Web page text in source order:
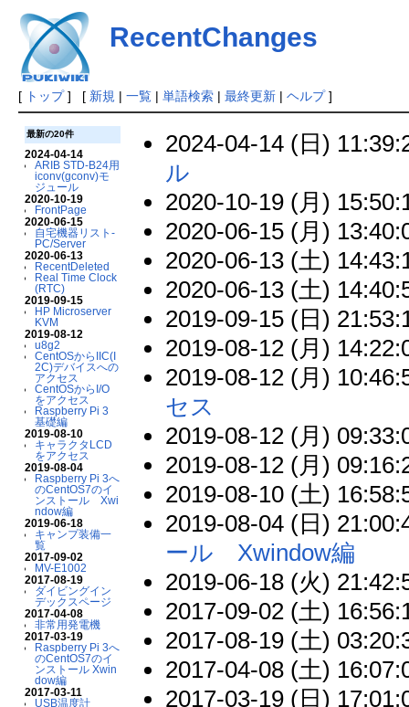
RecentChanges
[ トップ] [ 新規 | 一覧| 単語検索| 最終更新| ヘルプ]
最新の20件
2024-04-14
ARIB STD-B24用
iconv(gconv)モ
ジュール
2020-10-19
FrontPage
2020-06-15
自宅機器リスト-
PC/Server
2020-06-13
RecentDeleted
Real Time Clock
(RTC)
2019-09-15
HP Microserver
KVM
2019-08-12
u8g2
CentOSからIIC(I
2C)デバイスへの
アクセス
CentOSからI/O
をアクセス
Raspberry Pi 3
基礎編
2019-08-10
キャラクタLCD
をアクセス
2019-08-04
Raspberry Pi 3へ
のCentOS7のイ
ンストール Xwi
ndow編
2019-06-18
キャンプ装備一
覧
2017-09-02
MV-E1002
2017-08-19
ダイビングイン
デックスページ
2017-04-08
非常用発電機
2017-03-19
Raspberry Pi 3へ
のCentOS7のイ
ンストール Xwin
dow編
2017-03-11
USB温度計
2024-04-14 (日)
ル
2020-10-19 (月)
2020-06-15 (月)
2020-06-13 (土)
2020-06-13 (土)
2019-09-15 (日)
2019-08-12 (月)
2019-08-12 (月)
セス
2019-08-12 (月)
2019-08-12 (月)
2019-08-10 (土)
2019-08-04 (日)
ール Xwindow編
2019-06-18 (火)
2017-09-02 (土)
2017-08-19 (土)
2017-04-08 (土)
2017-03-19 (日)